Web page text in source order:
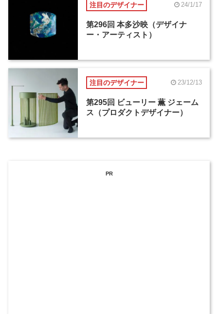
注目のデザイナー 24/1/17
第296回 本多沙映（デザイナ
ー・アーティスト）
注目のデザイナー 23/12/13
第295回 ビューリー 薫 ジェーム
ス（プロダクトデザイナー）
PR